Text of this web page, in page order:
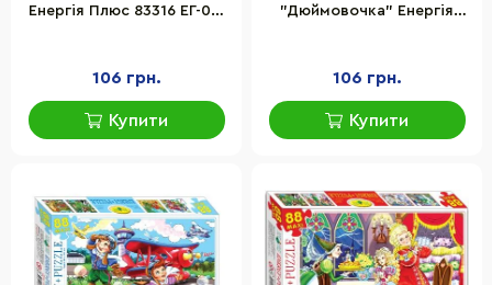
Енергія Плюс 83316 ЕГ-05,
106 грн.
Купити
"Дюймовочка" Енергія
106 грн.
Купити